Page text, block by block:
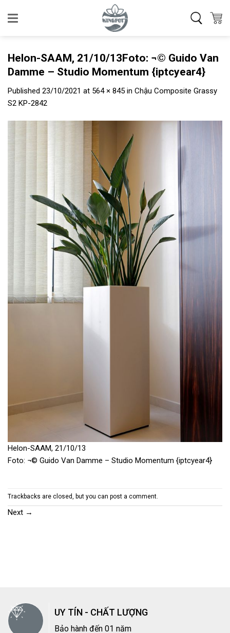
Helon-SAAM, 21/10/13Foto: ¬© Guido Van
Damme – Studio Momentum {iptcyear4}
Published 23/10/2021 at 564 × 845 in Chậu Composite Grassy
S2 KP-2842
Helon-SAAM, 21/10/13
Foto: ¬© Guido Van Damme – Studio Momentum {iptcyear4}
Trackbacks are closed, but you can post a comment.
Next →
UY TÍN - CHẤT LƯỢNG
Bảo hành đến 01 năm